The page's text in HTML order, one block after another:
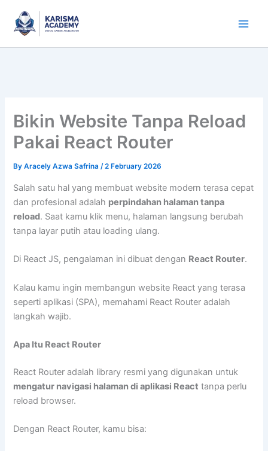
content
Bikin Website Tanpa Reload
Pakai React Router
ByAracely Azwa Safrina/2 February 2026
Salah satu hal yang membuat website modern terasa cepat
dan profesional adalah perpindahan halaman tanpa
reload. Saat kamu klik menu, halaman langsung berubah
tanpa layar putih atau loading ulang.
Di React JS, pengalaman ini dibuat dengan React Router.
Kalau kamu ingin membangun website React yang terasa
seperti aplikasi (SPA), memahami React Router adalah
langkah wajib.
Apa Itu React Router
React Router adalah library resmi yang digunakan untuk
mengatur navigasi halaman di aplikasi React tanpa perlu
reload browser.
Dengan React Router, kamu bisa: